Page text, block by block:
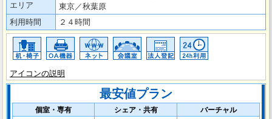
エリア
東京／秋葉原
利用時間
２４時間
アイコンの説明
最安値プラン
個室・専有 シェア・共有 バーチャル